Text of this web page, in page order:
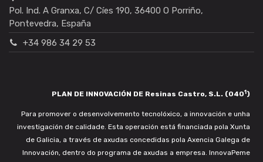
Pol. Ind. A Granxa, C/ Cíes 190, 36400 O Porriño,
Pontevedra, España
+34 986 34 29 53
PLAN DE INNOVACIÓN DE Resinas Castro, S.L. (0401)
Para promover o desenvolvemento tecnolóxico, a innovación e unha
investigación de calidade. Esta operación está financiada pola Xunta
de Galicia, a través de axudas concedidas pola Axencia Galega de
Innovación, dentro do programa de axudas a empresa. InnovaPeme